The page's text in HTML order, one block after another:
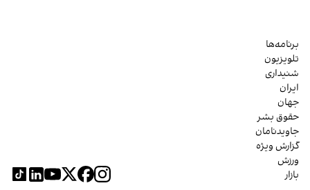
برنامه‌ها
تلویزیون
شنیداری
ایران
جهان
حقوق بشر
جاویدنامان
گزارش ویژه
ورزش
بازار